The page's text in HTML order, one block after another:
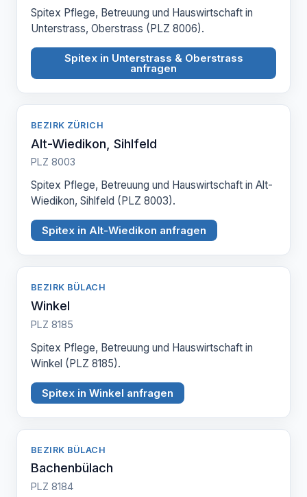
Spitex Pflege, Betreuung und Hauswirtschaft in
Unterstrass, Oberstrass (PLZ 8006).
Spitex in Unterstrass & Oberstrass
anfragen
BEZIRK ZÜRICH
Alt-Wiedikon, Sihlfeld
PLZ 8003
Spitex Pflege, Betreuung und Hauswirtschaft in Alt-
Wiedikon, Sihlfeld (PLZ 8003).
Spitex in Alt-Wiedikon anfragen
BEZIRK BÜLACH
Winkel
PLZ 8185
Spitex Pflege, Betreuung und Hauswirtschaft in
Winkel (PLZ 8185).
Spitex in Winkel anfragen
BEZIRK BÜLACH
Bachenbülach
PLZ 8184